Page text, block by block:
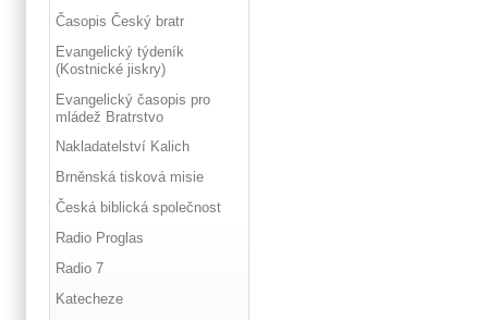
Časopis Český bratr
Evangelický týdeník
(Kostnické jiskry)
Evangelický časopis pro
mládež Bratrstvo
Nakladatelství Kalich
Brněnská tisková misie
Česká biblická společnost
Radio Proglas
Radio 7
Katecheze